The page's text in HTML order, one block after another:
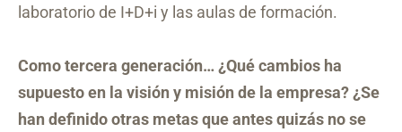
laboratorio de I+D+i y las aulas de formación.
Como tercera generación… ¿Qué cambios ha
supuesto en la visión y misión de la empresa? ¿Se
han definido otras metas que antes quizás no se